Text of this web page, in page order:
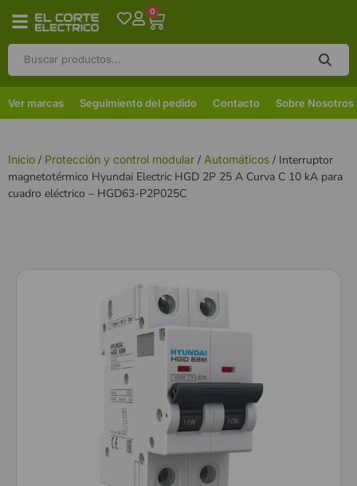
0
Ver marcas Seguimiento del pedido Contacto Sobre Nosotros
Inicio / Protección y control modular / Automáticos / Interruptor
magnetotérmico Hyundai Electric HGD 2P 25 A Curva C 10 kA para
cuadro eléctrico – HGD63-P2P025C